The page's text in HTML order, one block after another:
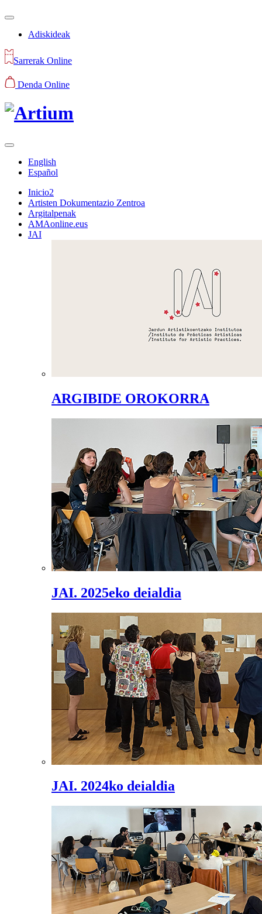
Adiskideak
Sarrerak Online
Denda Online
English
Español
Inicio2
Artisten Dokumentazio Zentroa
Argitalpenak
AMAonline.eus
JAI
ARGIBIDE OROKORRA
JAI. 2025eko deialdia
JAI. 2024ko deialdia